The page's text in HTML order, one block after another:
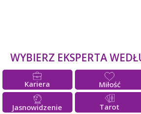
WYBIERZ EKSPERTA
Kariera Miłość
Jasnowidzenie Tarot